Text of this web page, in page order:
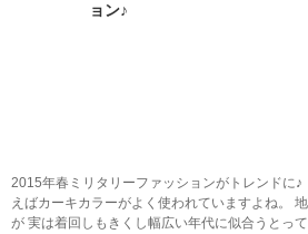
ョン♪
2015年春ミリタリーファッションがトレンドに
えばカーキカラーがよく使われていますよね。
が 実は着回しもきくし幅広い年代に似合うとっ